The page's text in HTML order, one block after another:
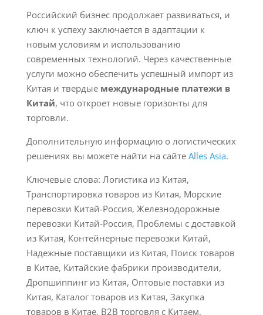
Российский бизнес продолжает развиваться, и
ключ к успеху заключается в адаптации к
новым условиям и использованию
современных технологий. Через качественные
услуги можно обеспечить успешный импорт из
Китая и твердые международные платежи в
Китай, что откроет новые горизонты для
торговли.
Дополнительную информацию о логистических
решениях вы можете найти на сайте Alles Asia.
Ключевые слова: Логистика из Китая,
Транспортировка товаров из Китая, Морские
перевозки Китай-Россия, Железнодорожные
перевозки Китай-Россия, Проблемы с доставкой
из Китая, Контейнерные перевозки Китай,
Надежные поставщики из Китая, Поиск товаров
в Китае, Китайские фабрики производители,
Дропшиппинг из Китая, Оптовые поставки из
Китая, Каталог товаров из Китая, Закупка
товаров в Китае, B2B торговля с Китаем,